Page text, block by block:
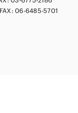
FAX: 06-6485-5701